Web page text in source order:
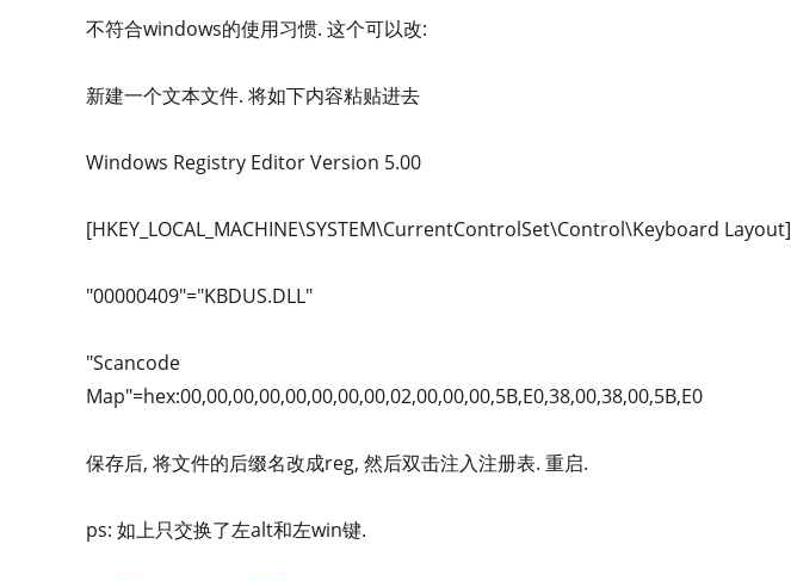
不符合windows的使用习惯. 这个可以改:
新建一个文本文件. 将如下内容粘贴进去
Windows Registry Editor Version 5.00
[HKEY_LOCAL_MACHINE\SYSTEM\CurrentControlSet\Control\Keyboard Layout]
"00000409"="KBDUS.DLL"
"Scancode
Map"=hex:00,00,00,00,00,00,00,00,02,00,00,00,5B,E0,38,00,38,00,5B,E0
保存后, 将文件的后缀名改成reg, 然后双击注入注册表. 重启.
ps: 如上只交换了左alt和左win键.